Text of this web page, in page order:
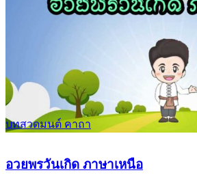
บทสวดมนต์ คาถา
อวยพรวันเกิด ภาษาเหนือ